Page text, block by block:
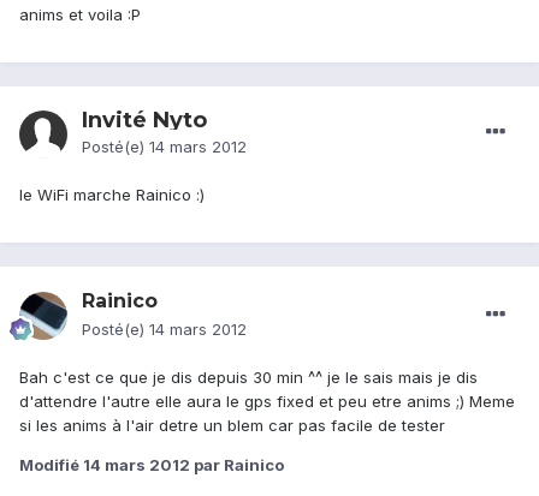
anims et voila :P
Invité Nyto
Posté(e) 14 mars 2012
le WiFi marche Rainico :)
Rainico
Posté(e) 14 mars 2012
Bah c'est ce que je dis depuis 30 min ^^ je le sais mais je dis
d'attendre l'autre elle aura le gps fixed et peu etre anims ;) Meme
si les anims à l'air detre un blem car pas facile de tester
Modifié 14 mars 2012 par Rainico